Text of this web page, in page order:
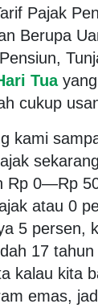
Pajak
Berupa
Tua
cukup
kami
Rp 0—Rp
atau 0
5 persen,
17
kalau kita
emas,